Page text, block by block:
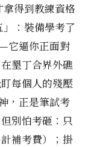
得到教練資格
：裝備學考了
它逼你正面對
墾丁合界外礁
每個人的殘壓
，正是筆試考
別怕考砸：只
補考費）；掛